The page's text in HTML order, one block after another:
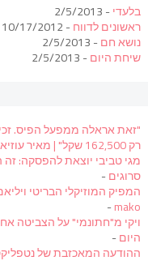
בלעדי- 2/5/2013
ראשונים לדווח- 10/17/2012
נושא חם- 2/5/2013
שיחת היום- 2/5/2013
רק 162,500 שקל" | מאיר עוזיאל - מעריב
מגי טביבי יוצאת להפסקה:
סרוגים-
mako
-
ויקי מ"חתונמי" על הצביטה
היום-
ההודעה המאכזבת של